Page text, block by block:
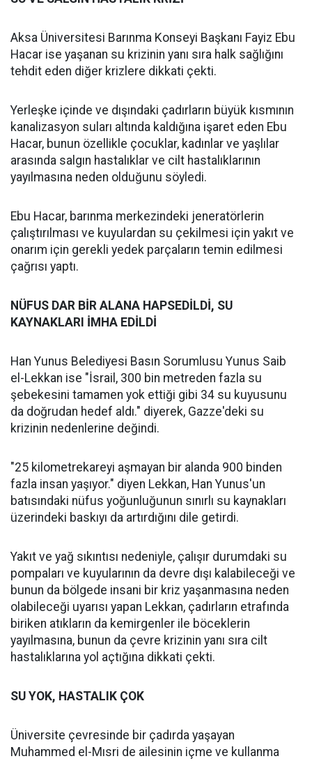
Aksa Üniversitesi Barınma Konseyi Başkanı Fayiz Ebu
Hacar ise yaşanan su krizinin yanı sıra halk sağlığını
tehdit eden diğer krizlere dikkati çekti.
Yerleşke içinde ve dışındaki çadırların büyük kısmının
kanalizasyon suları altında kaldığına işaret eden Ebu
Hacar, bunun özellikle çocuklar, kadınlar ve yaşlılar
arasında salgın hastalıklar ve cilt hastalıklarının
yayılmasına neden olduğunu söyledi.
Ebu Hacar, barınma merkezindeki jeneratörlerin
çalıştırılması ve kuyulardan su çekilmesi için yakıt ve
onarım için gerekli yedek parçaların temin edilmesi
çağrısı yaptı.
NÜFUS DAR BİR ALANA HAPSEDİLDİ, SU
KAYNAKLARI İMHA EDİLDİ
Han Yunus Belediyesi Basın Sorumlusu Yunus Saib
el-Lekkan ise "İsrail, 300 bin metreden fazla su
şebekesini tamamen yok ettiği gibi 34 su kuyusunu
da doğrudan hedef aldı." diyerek, Gazze'deki su
krizinin nedenlerine değindi.
"25 kilometrekareyi aşmayan bir alanda 900 binden
fazla insan yaşıyor." diyen Lekkan, Han Yunus'un
batısındaki nüfus yoğunluğunun sınırlı su kaynakları
üzerindeki baskıyı da artırdığını dile getirdi.
Yakıt ve yağ sıkıntısı nedeniyle, çalışır durumdaki su
pompaları ve kuyularının da devre dışı kalabileceği ve
bunun da bölgede insani bir kriz yaşanmasına neden
olabileceği uyarısı yapan Lekkan, çadırların etrafında
biriken atıkların da kemirgenler ile böceklerin
yayılmasına, bunun da çevre krizinin yanı sıra cilt
hastalıklarına yol açtığına dikkati çekti.
SU YOK, HASTALIK ÇOK
Üniversite çevresinde bir çadırda yaşayan
Muhammed el-Mısri de ailesinin içme ve kullanma